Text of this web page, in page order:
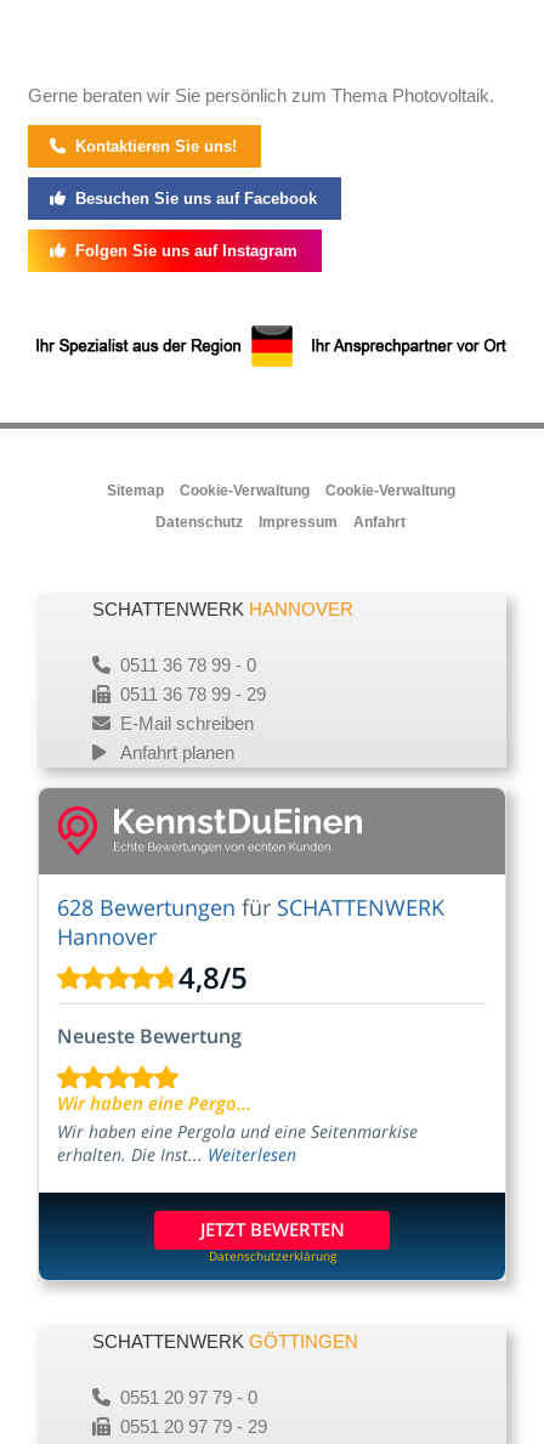
Gerne beraten wir Sie persönlich zum Thema Photovoltaik.
Kontaktieren Sie uns!
Besuchen Sie uns auf Facebook
Folgen Sie uns auf Instagram
Sitemap Cookie-Verwaltung
Cookie-Verwaltung
Datenschutz
Impressum Anfahrt
SCHATTENWERK HANNOVER
0511 36 78 99 - 0
0511 36 78 99 - 29
E-Mail schreiben
Anfahrt planen
628 Bewertungen für SCHATTENWERK
Hannover
4,8/5
Neueste Bewertung
Wir haben eine Pergo...
Wir haben eine Pergola und eine Seitenmarkise
erhalten. Die Inst... Weiterlesen
JETZT BEWERTEN
Datenschutzerklärung
SCHATTENWERKGÖTTINGEN
0551 20 97 79 - 0
0551 20 97 79 - 29